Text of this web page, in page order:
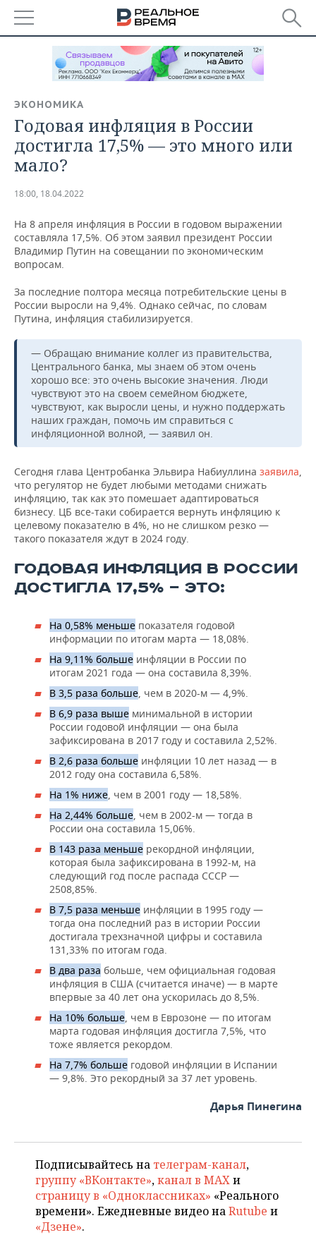
РЕГИОНЫ
БАШКОРТОСТАН
УДМУРТИЯ
НОВОСТИ
НОВОСТИ АНАЛИТИКИ
ВУЗЫ ТАТАРСТАНА
ТОРГОВЫЕ ЦЕНТРЫ
ТАТАРСТАНА
ЭКОНОМИКА
БАНКИ
ИНВЕСТИЦИИ
ПРОМЫШЛЕННОСТИ
АГРОПРОМ
МАШИНОСТРОЕНИЕ
НЕФТЕХИМИЯ
НЕФТЬ
ОПК
ЭНЕРГЕТИКА
НОВОСТИ НЕДВИЖИМОСТИ
АВТО
НОВОСТИ БИЗНЕСА
РОЗНИЧНАЯ ТОРГОВЛЯ
ТРАНСПОРТ
УСЛУГИ
ТЕХНОЛОГИИ
НОВОСТИ ТЕХНОЛОГИЙ
МЕДИА
ТЕЛЕКОММУНИКАЦИИ
МЕРОПРИЯТИЯ
НОВОСТИ МЕРОПРИЯТИЙ
ВЫЕЗДНАЯ РЕДАКЦИЯ
БИЗНЕС-БРАНЧИ
ONLINE-КОНФЕРЕНЦИИ
ОТКРЫТАЯ ЛЕКЦИЯ
СПОРТ
НОВОСТИ СПОРТА
ФУТБОЛ
ХОККЕЙ
БАСКЕТБОЛ
ВОЛЕЙБОЛ
КИБЕРСПОРТ
ВОДНЫЕ ВИДЫ СПОРТА
ХОККЕЙ С МЯЧОМ
ОБЩЕСТВО
НОВОСТИ ОБЩЕСТВА
ВЛАСТЬ
ИНФРАСТРУКТУРА
ИСТОРИЯ
КУЛЬТУРА
ОБРАЗОВАНИЕ
ПРОИСШЕСТВИЯ
ФОТОГАЛЕРЕЯ
СЮЖЕТЫ
СПРАВОЧНИК
СПИСОК ПЕРСОН
СПИСОК КОМПАНИЙ
ПОЛНАЯ ВЕРСИЯ
ЭКОНОМИКА
Годовая инфляция в России
достигла 17,5% — это много или
мало?
18:00, 18.04.2022
На 8 апреля инфляция в России в годовом выражении
составляла 17,5%. Об этом заявил президент России
Владимир Путин на совещании по экономическим
вопросам.
За последние полтора месяца потребительские цены в
России выросли на 9,4%. Однако сейчас, по словам
Путина, инфляция стабилизируется.
— Обращаю внимание коллег из правительства,
Центрального банка, мы знаем об этом очень
хорошо все: это очень высокие значения. Люди
чувствуют это на своем семейном бюджете,
чувствуют, как выросли цены, и нужно поддержать
наших граждан, помочь им справиться с
инфляционной волной, — заявил он.
Сегодня глава Центробанка Эльвира Набиуллина заявила,
что регулятор не будет любыми методами снижать
инфляцию, так как это помешает адаптироваться
бизнесу. ЦБ все-таки собирается вернуть инфляцию к
целевому показателю в 4%, но не слишком резко —
такого показателя ждут в 2024 году.
ГОДОВАЯ ИНФЛЯЦИЯ В РОССИИ
ДОСТИГЛА 17,5% — ЭТО:
На 0,58% меньше показателя годовой
информации по итогам марта — 18,08%.
На 9,11% больше инфляции в России по
итогам 2021 года — она составила 8,39%.
В 3,5 раза больше, чем в 2020-м — 4,9%.
В 6,9 раза выше минимальной в истории
России годовой инфляции — она была
зафиксирована в 2017 году и составила 2,52%.
В 2,6 раза больше инфляции 10 лет назад — в
2012 году она составила 6,58%.
На 1% ниже, чем в 2001 году — 18,58%.
На 2,44% больше, чем в 2002-м — тогда в
России она составила 15,06%.
В 143 раза меньше рекордной инфляции,
которая была зафиксирована в 1992-м, на
следующий год после распада СССР —
2508,85%.
В 7,5 раза меньше инфляции в 1995 году —
тогда она последний раз в истории России
достигала трехзначной цифры и составила
131,33% по итогам года.
В два раза больше, чем официальная годовая
инфляция в США (считается иначе) — в марте
впервые за 40 лет она ускорилась до 8,5%.
На 10% больше, чем в Еврозоне — по итогам
марта годовая инфляция достигла 7,5%, что
тоже является рекордом.
На 7,7% больше годовой инфляции в Испании
— 9,8%. Это рекордный за 37 лет уровень.
Дарья Пинегина
Подписывайтесь на телеграм-канал,
группу «ВКонтакте»,канал в MAXи
страницу в «Одноклассниках» «Реального
времени». Ежедневные видео наRutube и
«Дзене».